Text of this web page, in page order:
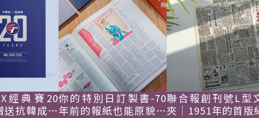
經典賽20
送抗韓成功
你的特別日訂製書-70
年前的報紙也能原貌重
聯合報創刊號L型
夾｜1951年的首版